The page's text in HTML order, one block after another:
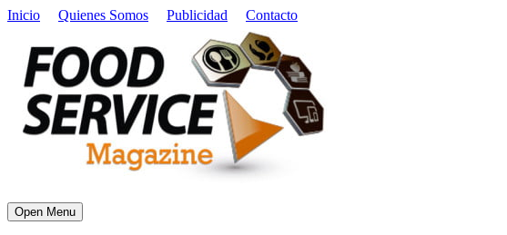
Inicio Quienes Somos Publicidad Contacto
Open Menu